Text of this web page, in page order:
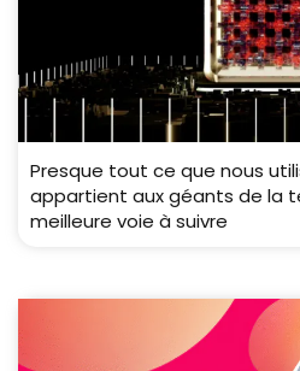
Presque tout ce que nous
appartient aux géants de la
meilleure voie à suivre